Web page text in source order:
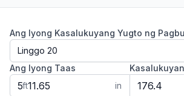
Timbang sa
Ang Iyong Kasalukuyang Yugto ng
Ang Iyong Taas
ft
in